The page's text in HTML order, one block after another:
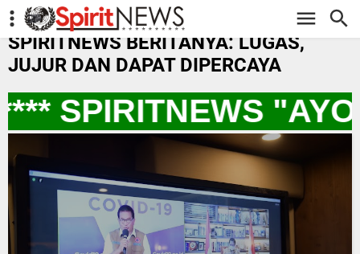
-->
SPIRITNEWS BERITANYA: LUGAS,
JUJUR DAN DAPAT DIPERCAYA
SPIRITNEWS "AYO